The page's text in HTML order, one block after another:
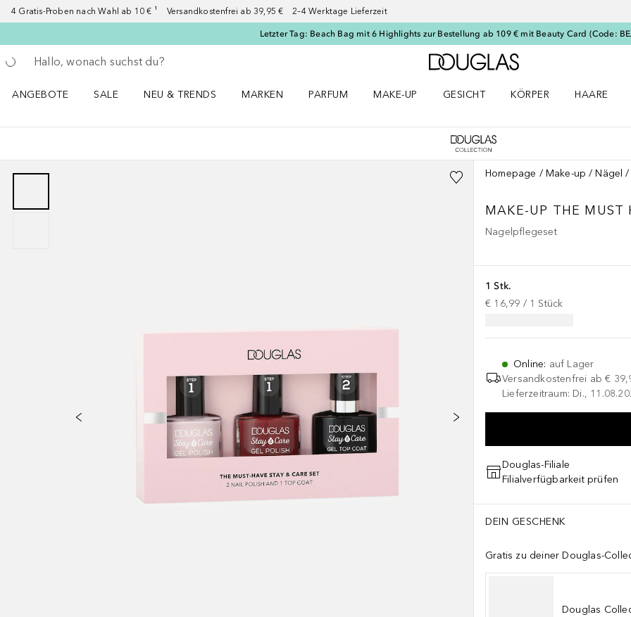
4 Gratis-Proben nach Wahl ab 10 € ¹ Versandkostenfrei ab 39,95 € 2–4 Werktage Lieferzeit
Letzter Tag: Beach Bag mit 6 Highlights zur Bestellung ab 109 € mit Beauty Card (Code:
Gehe zurück
Suche ausführen
Zur Douglas Startseite
ANGEBOTE
SALE
NEU & TRENDS
MARKEN
PARFUM
MAKE-UP
GESICHT
KÖRPER
HAARE
Homepage Make-up Nägel
MAKE-UP THE MUST
Nagelpflegeset
1 Stk.
€ 16,99 / 1 Stück
Online: auf Lager
Versandkostenfrei ab €
Lieferzeitraum: Di.,
Douglas-Filiale
Filialverfügbarkeit prüfen
DEIN GESCHENK
Gratis zu deiner Douglas-
Douglas